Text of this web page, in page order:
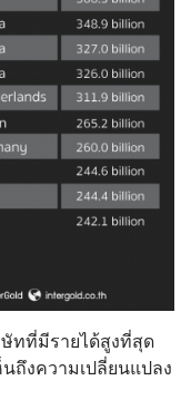
ษัทที่มีรายได้สูงที่สุด
ถึงความเปลี่ยนแปลง